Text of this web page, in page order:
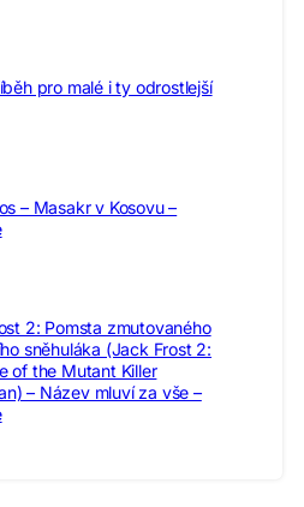
pro malé i ty odrostlejší
– Masakr v Kosovu –
2: Pomsta zmutovaného
sněhuláka (Jack Frost 2:
of the Mutant Killer
– Název mluví za vše –